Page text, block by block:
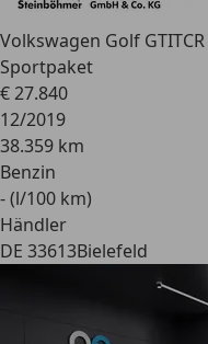
Volkswagen Golf GTI
Sportpaket
€ 27.840
12/2019
38.359 km
Benzin
- (l/100 km)
Händler
DE 33613Bielefeld